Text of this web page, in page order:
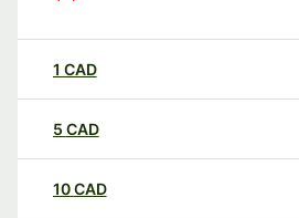
1 CAD
5 CAD
10CAD